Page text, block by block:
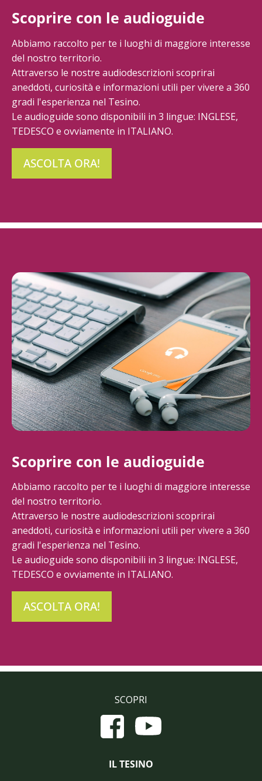
Scoprire con le audioguide
Abbiamo raccolto per te i luoghi di maggiore interesse
del nostro territorio.
Attraverso le nostre audiodescrizioni scoprirai
aneddoti, curiosità e informazioni utili per vivere a 360
gradi l'esperienza nel Tesino.
Le audioguide sono disponibili in 3 lingue: INGLESE,
TEDESCO e ovviamente in ITALIANO.
ASCOLTA ORA!
Scoprire con le audioguide
Abbiamo raccolto per te i luoghi di maggiore interesse
del nostro territorio.
Attraverso le nostre audiodescrizioni scoprirai
aneddoti, curiosità e informazioni utili per vivere a 360
gradi l'esperienza nel Tesino.
Le audioguide sono disponibili in 3 lingue: INGLESE,
TEDESCO e ovviamente in ITALIANO.
ASCOLTA ORA!
SCOPRI
IL TESINO